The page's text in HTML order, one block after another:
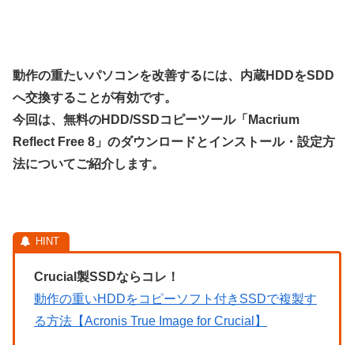
動作の重たいパソコンを改善するには、内蔵HDDをSDD
へ交換することが有効です。
今回は、無料のHDD/SSDコピーツール「Macrium
Reflect Free 8」のダウンロードとインストール・設定方
法についてご紹介します。
Crucial製SSDならコレ！
動作の重いHDDをコピーソフト付きSSDで複製す
る方法【Acronis True Image for Crucial】